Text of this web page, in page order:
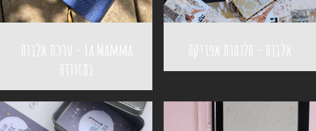
אלבום - חלומות אפריקה
La Mamma - ערכת אלבום
במזוודה